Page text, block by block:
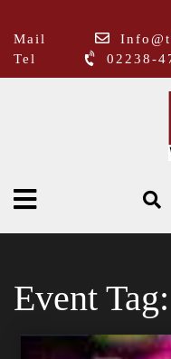
Mail
Tel
02238-
Event Tag: